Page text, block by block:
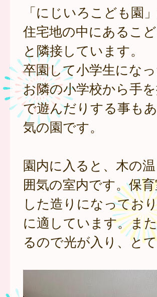
「にじいろこども園
住宅地の中にあるこ
と隣接しています。
卒園して小学生にな
お隣の小学校から手
で遊んだりする事も
気の園です。
園内に入ると、木の
囲気の室内です。保
した造りになってお
に適しています。ま
るので光が入り、と